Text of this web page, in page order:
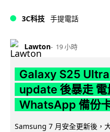
3C科技 手提電話
Lawton 19 小時
Galaxy S25
update 後暴走
WhatsApp 備份
Samsung 7 月安全更新後，